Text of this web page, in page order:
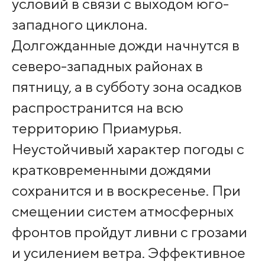
западного циклона.
Долгожданные дожди начнутся в
северо-западных районах в
пятницу, а в субботу зона осадков
распространится на всю
территорию Приамурья.
Неустойчивый характер погоды с
кратковременными дождями
сохранится и в воскресенье. При
смещении систем атмосферных
фронтов пройдут ливни с грозами
и усилением ветра. Эффективное